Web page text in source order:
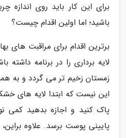
برای این کار باید روی اندازه
باشید؛ اما اولین اقدام چیست؟
برترین اقدام برای مراقبت های
لایه برداری را در برنامه
زمستان زخیم تر می گردد و به
این نیست که ابتدا لایه های
پاک کنید و اجازه بدهید کمی
پایینی پوست برسد. علاوه